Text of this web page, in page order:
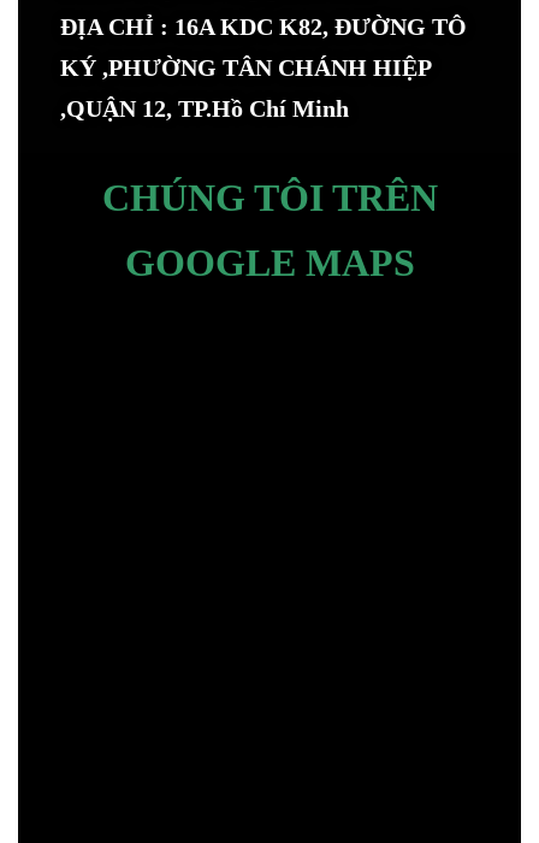
ĐỊA CHỈ : 16A KDC K82, ĐƯỜNG TÔ
KÝ ,PHƯỜNG TÂN CHÁNH HIỆP
,QUẬN 12, TP.Hồ Chí Minh
CHÚNG TÔI TRÊN
GOOGLE MAPS